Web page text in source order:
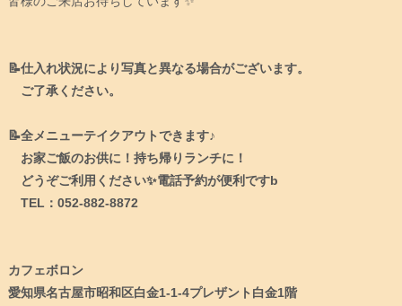
📝仕入れ状況により写真と異なる場合がございます。
ご了承ください。
📝全メニューテイクアウトできます♪
お家ご飯のお供に！持ち帰りランチに！
どうぞご利用ください✨電話予約が便利ですb
TEL：052-882-8872
カフェボロン
愛知県名古屋市昭和区白金1-1-4プレザント白金1階